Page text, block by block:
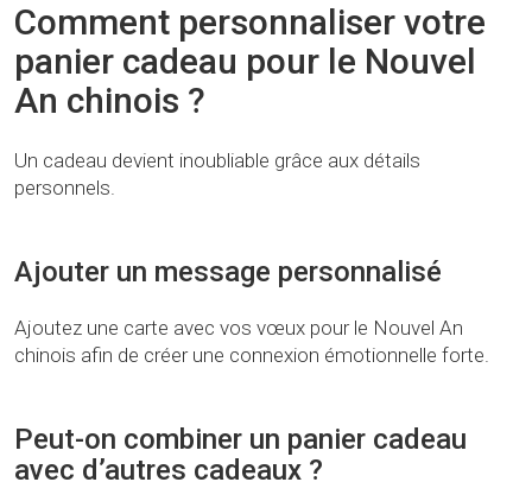
Comment personnaliser votre
panier cadeau pour le Nouvel
An chinois ?
Un cadeau devient inoubliable grâce aux détails
personnels.
Ajouter un message personnalisé
Ajoutez une carte avec vos vœux pour le Nouvel An
chinois afin de créer une connexion émotionnelle forte.
Peut-on combiner un panier cadeau
avec d’autres cadeaux ?